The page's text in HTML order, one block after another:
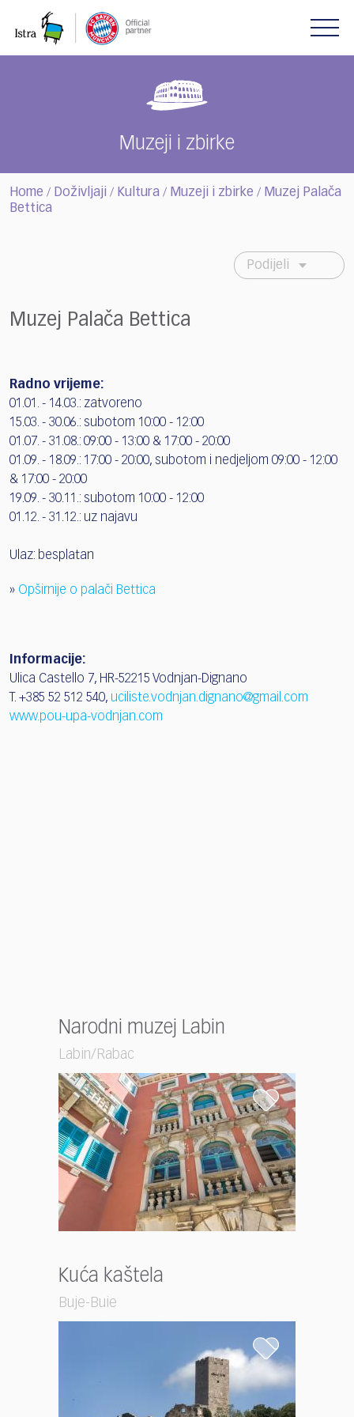
note:
Muzeji i zbirke
Home / Doživljaji / Kultura / Muzeji i zbirke / Muzej Palača
Bettica
Podijeli
Muzej Palača Bettica
Radno vrijeme:
01.01. - 14.03.: zatvoreno
15.03. - 30.06.: subotom 10:00 - 12:00
01.07. - 31.08.: 09:00 - 13:00 & 17:00 - 20:00
01.09. - 18.09.: 17:00 - 20:00, subotom i nedjeljom 09:00 - 12:00
& 17:00 - 20:00
19.09. - 30.11.: subotom 10:00 - 12:00
01.12. - 31.12.: uz najavu
Ulaz: besplatan
» Opširnije o palači Bettica
Informacije:
Ulica Castello 7, HR-52215 Vodnjan-Dignano
T. +385 52 512 540, uciliste.vodnjan.dignano@gmail.com
www.pou-upa-vodnjan.com
Narodni muzej Labin
Labin/Rabac
Kuća kaštela
Buje-Buie